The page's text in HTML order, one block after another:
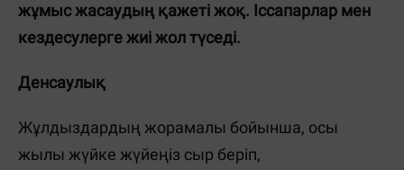
жұмыс жасаудың қажеті жоқ. Іссапарлар мен
кездесулерге жиі жол түседі.
Денсаулық
Жұлдыздардың жорамалы бойынша, осы
жылы жүйке жүйеңіз сыр беріп,